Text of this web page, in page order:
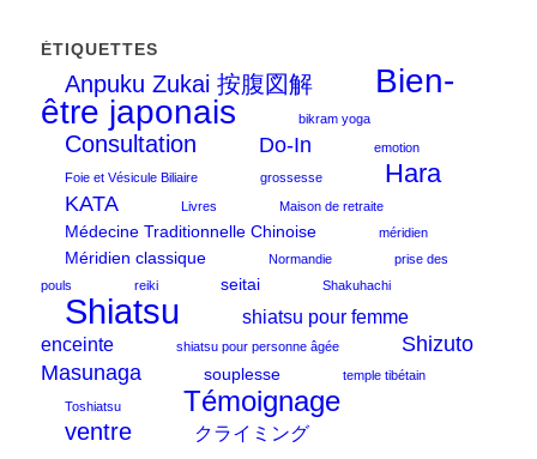
ÉTIQUETTES
Anpuku Zukai 按腹図解
Bien-
être japonais
bikram yoga
Consultation Do-In emotion
Foie et Vésicule Biliaire grossesse Hara
KATA Livres Maison de retraite
Médecine Traditionnelle Chinoise méridien
Méridien classique Normandie
prise des
pouls
reiki seitai Shakuhachi
Shiatsu
shiatsu pour femme
enceinte
shiatsu pour personne âgée
Shizuto
Masunaga
souplesse temple tibétain
Toshiatsu Témoignage
ventre クライミング